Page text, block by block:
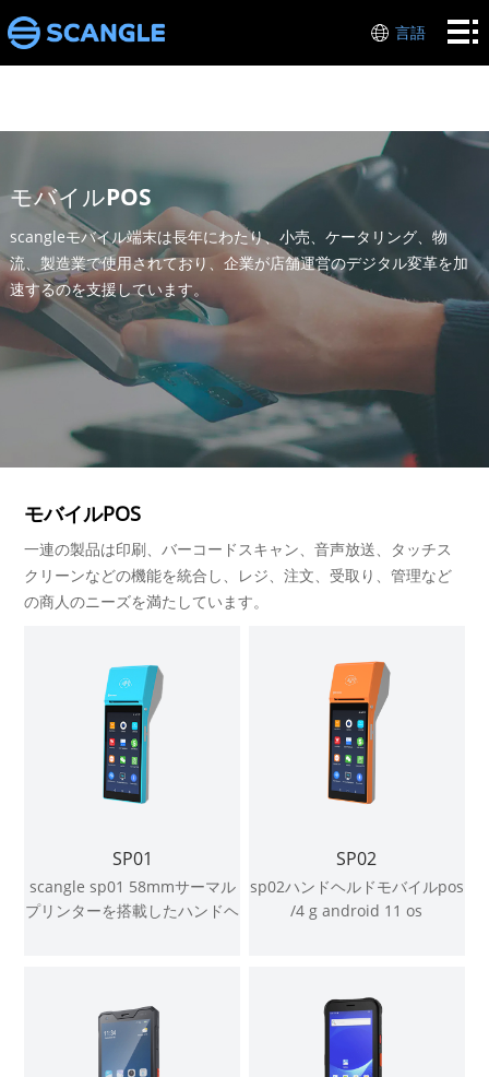
言語
家
ウ
ェ
ア
つ
い
て
援
连
络
モバイルPOS
scangleモバイル端末は長年にわたり、小売、ケータリング、物
流、製造業で使用されており、企業が店舗運営のデジタル変革を加
速するのを支援しています。
モバイルPOS
一連の製品は印刷、バーコードスキャン、音声放送、タッチス
クリーンなどの機能を統合し、レジ、注文、受取り、管理など
の商人のニーズを満たしています。
SP01
scangle sp01 58mmサーマル
プリンターを搭載したハンドヘ
SP02
sp02ハンドヘルドモバイルpos
/4 g android 11 os